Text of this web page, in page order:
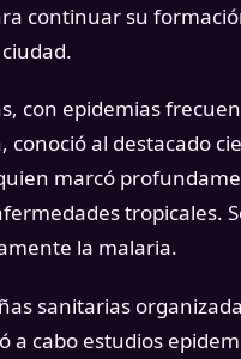
continuar su
con epidemias
al destacado
marcó
tropicales.
la malaria.
sanitarias
a cabo estudios